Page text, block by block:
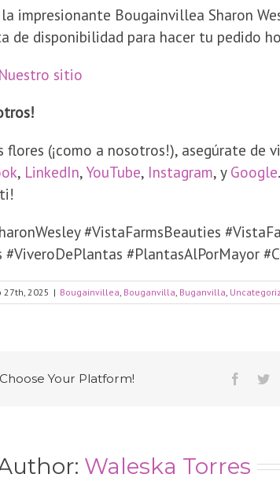
impresionante Bougainvillea Sharon
de disponibilidad para hacer tu pedido
sitio
flores (¡como a nosotros!), asegúrate de
, LinkedIn,YouTube, Instagram, y Google
#VistaFarmsBeauties
#ViveroDePlantas #PlantasAlPorMayor
27th, 2025 | Bougainvillea Bouganvilla Buganvilla
Your Platform!
Waleska Torres